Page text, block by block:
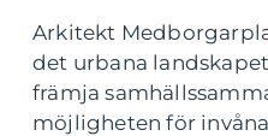
Arkitekt
det urbana
främja
möjligheten för